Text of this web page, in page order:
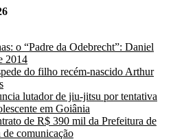
o “Padre da Odebrecht”: Daniel
2014
do filho recém-nascido Arthur
lutador de jiu-jitsu por tentativa
em Goiânia
de R$ 390 mil da Prefeitura de
comunicação